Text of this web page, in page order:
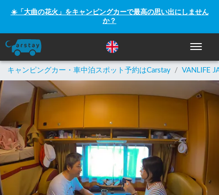
☀️「大曲の花火」をキャンピングカーで最高の思い出にしません
か？
ナビゲ
キャンピングカー・車中泊スポット予約はCarstay / VANLIFE